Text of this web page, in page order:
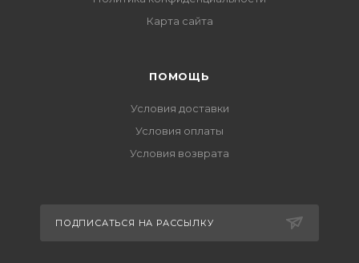
Карта сайта
ПОМОЩЬ
Условия доставки
Условия оплаты
Условия возврата
ПОДПИСАТЬСЯ НА РАССЫЛКУ